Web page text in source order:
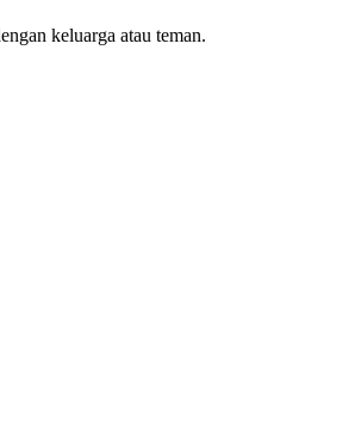
keluarga atau teman.